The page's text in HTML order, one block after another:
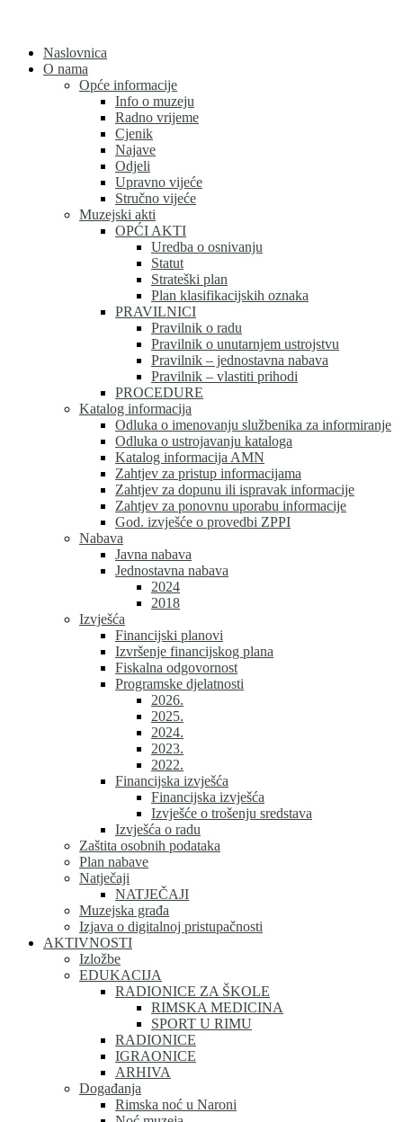
contentNaslovnica
O nama
Opće informacije
Info o muzeju
Radno vrijeme
Cjenik
Najave
Odjeli
Upravno vijeće
Stručno vijeće
Muzejski akti
OPĆI AKTI
Uredba o osnivanju
Statut
Strateški plan
Plan klasifikacijskih oznaka
PRAVILNICI
Pravilnik o radu
Pravilnik o unutarnjem ustrojstvu
Pravilnik – jednostavna nabava
Pravilnik – vlastiti prihodi
PROCEDURE
Katalog informacija
Odluka o imenovanju službenika za informiranje
Odluka o ustrojavanju kataloga
Katalog informacija AMN
Zahtjev za pristup informacijama
Zahtjev za dopunu ili ispravak informacije
Zahtjev za ponovnu uporabu informacije
God. izvješće o provedbi ZPPI
Nabava
Javna nabava
Jednostavna nabava
2024
2018
Izvješća
Financijski planovi
Izvršenje financijskog plana
Fiskalna odgovornost
Programske djelatnosti
2026.
2025.
2024.
2023.
2022.
Financijska izvješća
Financijska izvješća
Izvješće o trošenju sredstava
Izvješća o radu
Zaštita osobnih podataka
Plan nabave
Natječaji
NATJEČAJI
Muzejska građa
Izjava o digitalnoj pristupačnosti
AKTIVNOSTI
Izložbe
EDUKACIJA
RADIONICE ZA ŠKOLE
RIMSKA MEDICINA
SPORT U RIMU
RADIONICE
IGRAONICE
ARHIVA
Događanja
Rimska noć u Naroni